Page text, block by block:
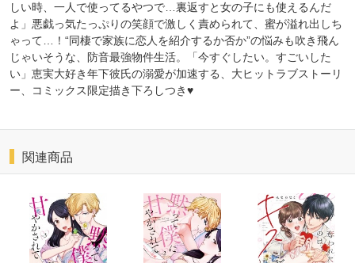
しい時、一人で使ってるやつで…裏返すと女の子にも使えるんだ
よ」悪戯っ気たっぷりの笑顔で激しく責められて、蜜が溢れ出しち
ゃって…！“同棲で家族に恋人を紹介するか否か”の悩みも吹き飛ん
じゃいそうな、防音最強物件生活。「今すぐしたい。すごいした
い」恵実大好き年下彼氏の溺愛が加速する、大ヒットラブストーリ
ー、コミックス限定描き下ろしつき♥
関連商品